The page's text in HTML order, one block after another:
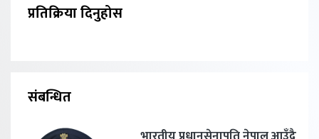
प्रतिक्रिया दिनुहोस
संबन्धित